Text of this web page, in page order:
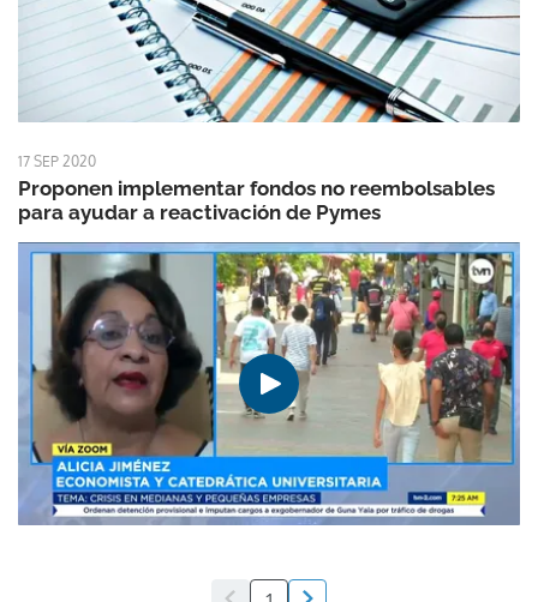
17 SEP 2020
Proponen implementar fondos no reembolsables
para ayudar a reactivación de Pymes